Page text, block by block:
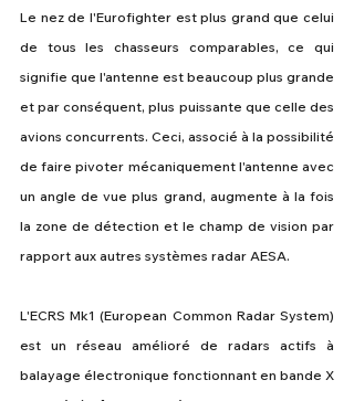
Le nez de l'Eurofighter est plus grand que celui
de tous les chasseurs comparables, ce qui
signifie que l'antenne est beaucoup plus grande
et par conséquent, plus puissante que celle des
avions concurrents. Ceci, associé à la possibilité
de faire pivoter mécaniquement l'antenne avec
un angle de vue plus grand, augmente à la fois
la zone de détection et le champ de vision par
rapport aux autres systèmes radar AESA.
L'ECRS Mk1 (European Common Radar System)
est un réseau amélioré de radars actifs à
balayage électronique fonctionnant en bande X